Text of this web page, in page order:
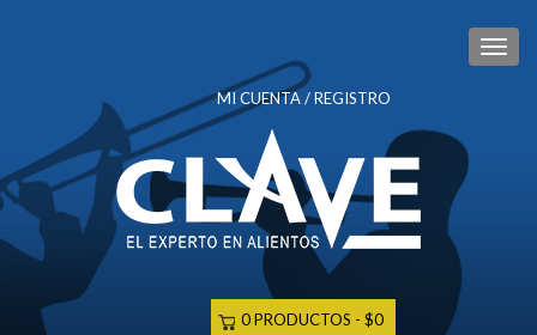
MI CUENTA / REGISTRO
0 PRODUCTOS $0